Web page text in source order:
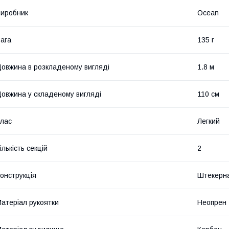
Ocean
135 г
в розкладеному вигляді 1.8 м
у складеному вигляді 110 см
Легкий
секцій 2
рукоятки Неопрен